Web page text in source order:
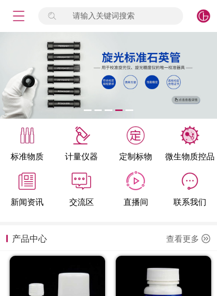
请输入关键词搜索
标准物质 计量仪器 定制标物 微生物质控品
新闻资讯 交流区 直播间 联系我们
产品中心 查看更多
签到
标准物质
产品专项
微生物检测/质控品
定制标物
定制仪器
新闻资讯
公司主页